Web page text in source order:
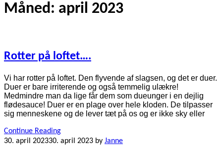
Måned: april 2023
Rotter på loftet….
Vi har rotter på loftet. Den flyvende af slagsen, og det er duer.
Duer er bare irriterende og også temmelig ulækre!
Medmindre man da lige får dem som dueunger i en dejlig
flødesauce! Duer er en plage over hele kloden. De tilpasser
sig menneskene og de lever tæt på os og er ikke sky eller
Continue Reading
30. april 202330. april 2023 by Janne